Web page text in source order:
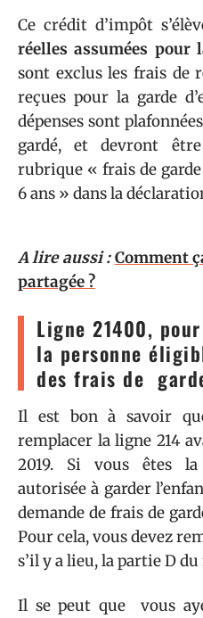
Ce crédit d’impôt
réelles assumées pour
sont exclus les frais de
reçues pour la garde
dépenses sont
gardé, et devront
rubrique « frais de
6 ans » dans la
A lire aussi : Comment
partagée ?
Ligne 21400,
la personne
des frais de
Il est bon à savoir
remplacer la ligne 214
2019. Si vous êtes
autorisée à garder
demande de frais de
Pour cela, vous devez
s’il y a lieu, la partie D
Il se peut que vous